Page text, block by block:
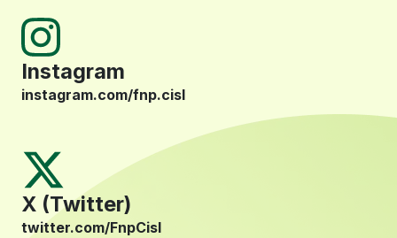
Instagram
instagram.com/fnp.cisl
X (Twitter)
twitter.com/FnpCisl